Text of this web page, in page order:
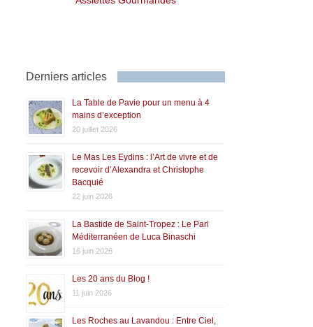
Derniers articles
La Table de Pavie pour un menu à 4
mains d’exception
20 juillet 2026
Le Mas Les Eydins : l’Art de vivre et de
recevoir d’Alexandra et Christophe
Bacquié
22 juin 2026
La Bastide de Saint-Tropez : Le Pari
Méditerranéen de Luca Binaschi
16 juin 2026
Les 20 ans du Blog !
11 juin 2026
Les Roches au Lavandou : Entre Ciel,